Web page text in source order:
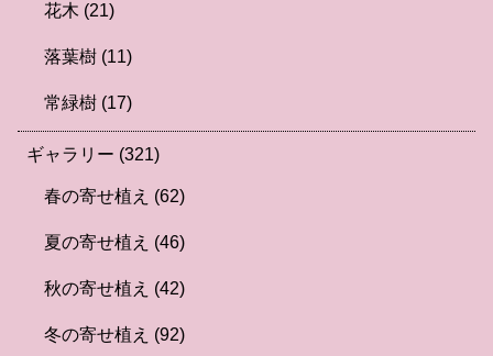
花木 (21)
落葉樹 (11)
常緑樹 (17)
ギャラリー (321)
春の寄せ植え (62)
夏の寄せ植え (46)
秋の寄せ植え (42)
冬の寄せ植え (92)